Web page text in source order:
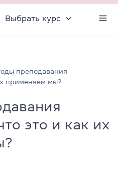
Выбрать курс
преподавания
применяем мы?
это и как их